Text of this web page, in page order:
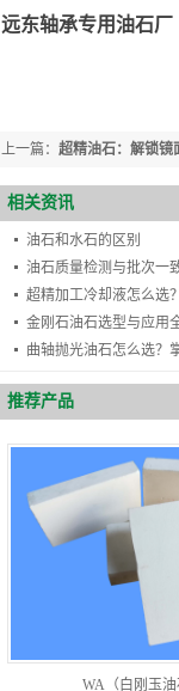
远东轴承专用油石
上一篇： 超精油石：解锁镜
相关资讯
油石和水石的区别
超精加工冷却液怎么选
推荐产品
WA（白刚玉油